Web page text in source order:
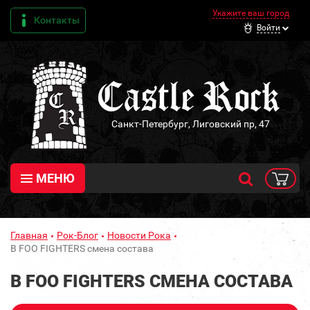
Контакты
Укажите ваш город
Войти
Санкт-Петербург, Лиговский пр, 47
МЕНЮ
Главная Рок-Блог
Новости Рока
В FOO FIGHTERS смена состава
В FOO FIGHTERS СМЕНА СОСТАВА